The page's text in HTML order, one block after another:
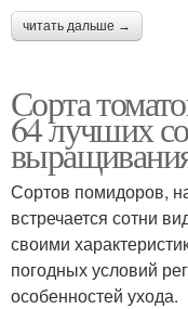
читать дальше →
Сорта
64 лучших
Сортов помидоров,
встречается сотни
своими
погодных условий
особенностей ухода.